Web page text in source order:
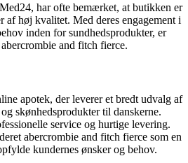
har ofte bemærket, at butikken er
af høj kvalitet. Med deres engagement i
inden for sundhedsprodukter, er
and fitch fierce.
apotek, der leverer et bredt udvalg af
skønhedsprodukter til danskerne.
service og hurtige levering.
abercrombie and fitch fierce som en
kundernes ønsker og behov.